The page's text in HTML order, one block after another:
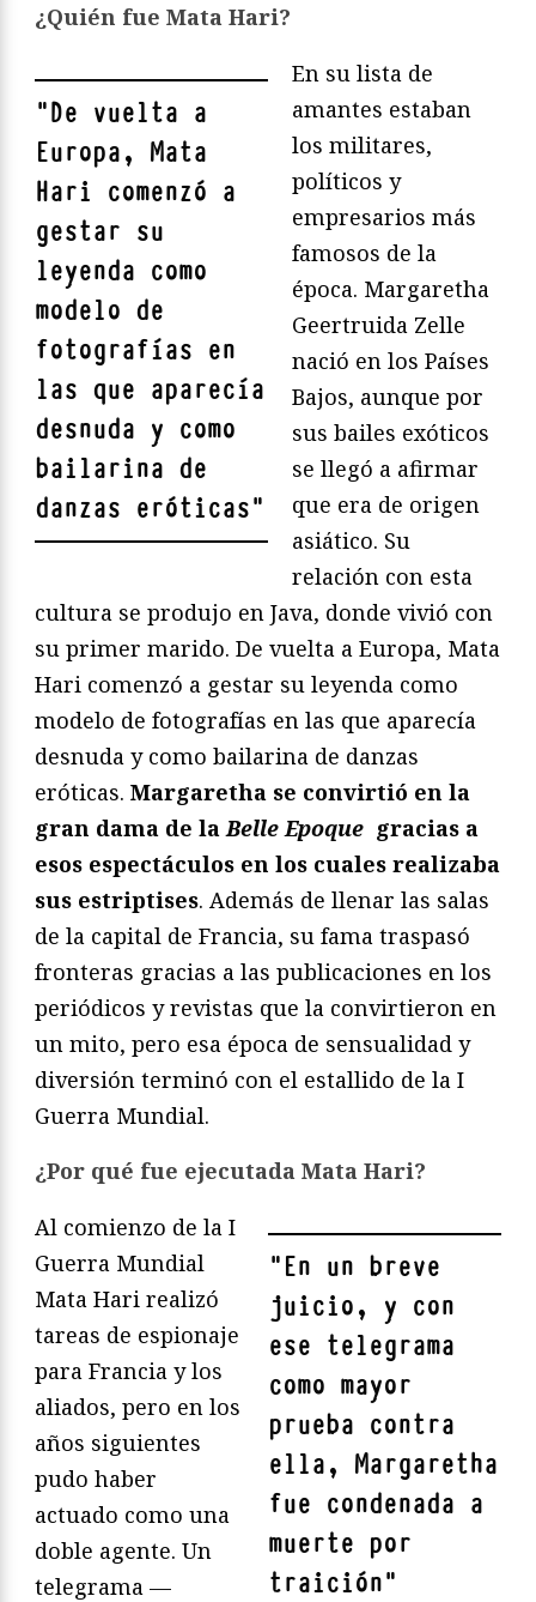
¿Quién fue Mata Hari?
"De vuelta a
Europa, Mata
Hari comenzó a
gestar su
leyenda como
modelo de
fotografías en
las que aparecía
desnuda y como
bailarina de
danzas eróticas"
En su lista de
amantes estaban
los militares,
políticos y
empresarios más
famosos de la
época. Margaretha
Geertruida Zelle
nació en los Países
Bajos, aunque por
sus bailes exóticos
se llegó a afirmar
que era de origen
asiático. Su
relación con esta
cultura se produjo en Java, donde vivió con
su primer marido. De vuelta a Europa, Mata
Hari comenzó a gestar su leyenda como
modelo de fotografías en las que aparecía
desnuda y como bailarina de danzas
eróticas. Margaretha se convirtió en la
gran dama de la Belle Epoque gracias a
esos espectáculos en los cuales realizaba
sus estriptises. Además de llenar las salas
de la capital de Francia, su fama traspasó
fronteras gracias a las publicaciones en los
periódicos y revistas que la convirtieron en
un mito, pero esa época de sensualidad y
diversión terminó con el estallido de la I
Guerra Mundial.
¿Por qué fue ejecutada Mata Hari?
"En un breve
juicio, y con
ese telegrama
como mayor
prueba contra
ella, Margaretha
fue condenada a
muerte por
traición"
Al comienzo de la I
Guerra Mundial
Mata Hari realizó
tareas de espionaje
para Francia y los
aliados, pero en los
años siguientes
pudo haber
actuado como una
doble agente. Un
telegrama —